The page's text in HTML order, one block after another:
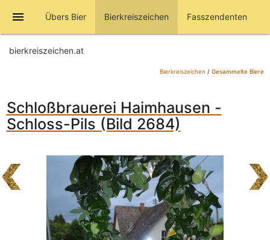
menu Übers Bier Bierkreiszeichen Fasszendenten
bierkreiszeichen.at
Bierkreiszeichen / Gesammelte Biere
Schloßbrauerei Haimhausen -
Schloss-Pils (Bild 2684)